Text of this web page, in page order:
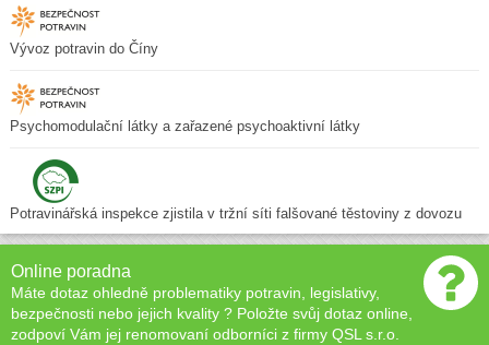
Vývoz potravin do Číny
Psychomodulační látky a zařazené psychoaktivní látky
Potravinářská inspekce zjistila v tržní síti falšované těstoviny z dovozu
Online poradna
Máte dotaz ohledně problematiky potravin, legislativy,
bezpečnosti nebo jejich kvality ? Položte svůj dotaz online,
zodpoví Vám jej renomovaní odborníci z firmy QSL s.r.o.